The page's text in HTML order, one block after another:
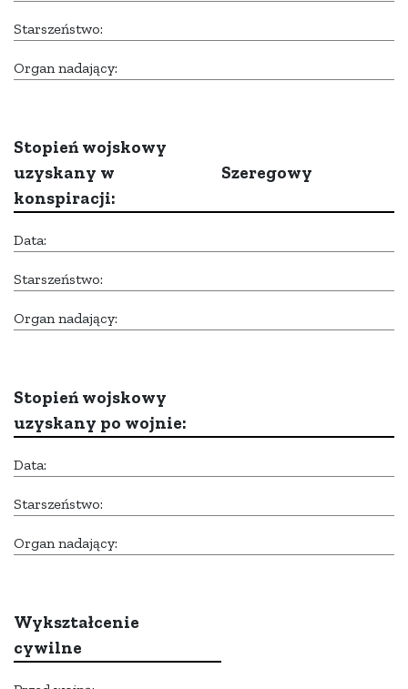
Starszeństwo:
Organ nadający:
Stopień wojskowy
uzyskany w
konspiracji:
Szeregowy
Data:
Starszeństwo:
Organ nadający:
Stopień wojskowy
uzyskany po wojnie:
Data:
Starszeństwo:
Organ nadający:
Wykształcenie
cywilne